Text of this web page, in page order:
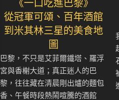
《一口吃進巴黎》
從冠軍可頌、百年酒館
到米其林三星的美食地
圖
巴黎，不只是艾菲爾鐵塔、羅浮
宮與香榭大道；真正迷人的巴
黎，往往藏在清晨剛出爐的麵包
香、午餐時段熱鬧喧騰的酒館